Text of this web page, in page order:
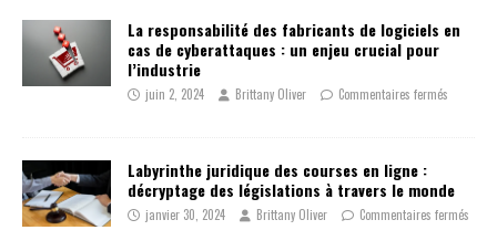
La responsabilité des fabricants de logiciels en
cas de cyberattaques : un enjeu crucial pour
l’industrie
juin 2, 2024 Brittany Oliver Commentaires fermés
Labyrinthe juridique des courses en ligne :
décryptage des législations à travers le monde
janvier 30, 2024 Brittany Oliver Commentaires fermés